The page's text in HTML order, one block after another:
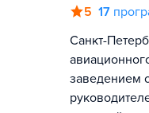
5 17
Санкт-
заведением